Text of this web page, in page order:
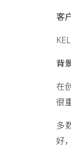
客
背
在
很
多
好